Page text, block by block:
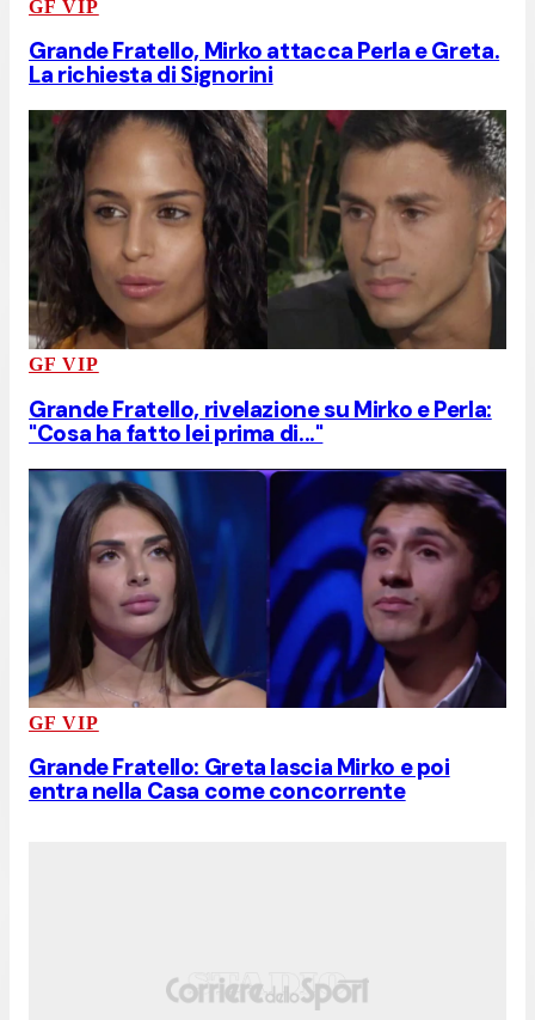
GF VIP
Grande Fratello, Mirko attacca Perla e Greta.
La richiesta di Signorini
GF VIP
Grande Fratello, rivelazione su Mirko e Perla:
"Cosa ha fatto lei prima di..."
GF VIP
Grande Fratello: Greta lascia Mirko e poi
entra nella Casa come concorrente